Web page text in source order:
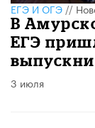
ЕГЭ И ОГЭ//
В
ЕГЭ
3 июля